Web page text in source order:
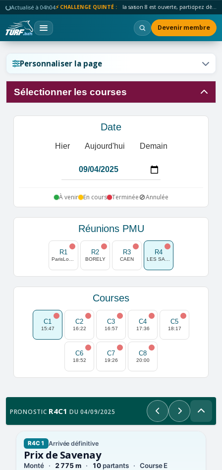
Actualisé à 04h04⚡ CHALLENGE QUINTÉ : la saison 8 est ouverte, participez dès maintenant !
Devenir membre
Personnaliser la page
Sélectionner les courses
Date
Hier Aujourd'hui Demain
À venir En cours Terminée🚫Annulée
Réunions PMU
R1 R2
BORELY
R3
CAEN
R4
Courses
C1
15:47
C2
16:22
C3
16:57
C4
17:36
C5
18:17
C6
18:52
C7
19:26
C8
20:00
PRONOSTIC R4C1 DU 04/09/2025 PrécédentSuivant
R4C1 Arrivée définitive
Prix de Savenay
Monté 2 775 m 10partants Course E
Réinitialiser l'affichage ?
Réinitialiser